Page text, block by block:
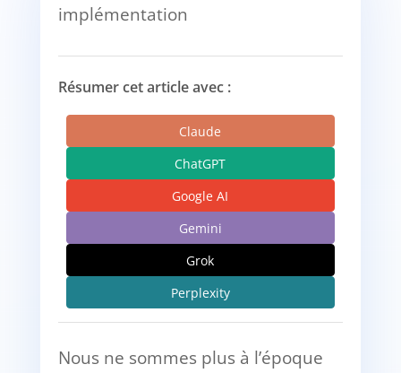
implémentation
Résumer cet article avec :
Claude
ChatGPT
Google AI
Gemini
Grok
Perplexity
Nous ne sommes plus à l’époque